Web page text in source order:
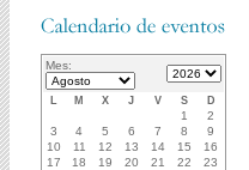
Mes:
L M X J V S D
1
2
3
4 5 6 7 8
9
10
11 12 13 14 15
16
17
18 19 20 21 22
23